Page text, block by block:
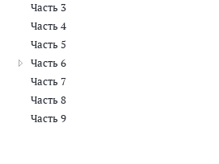
Часть 3
Часть 4
Часть 5
Часть 6
Часть 7
Часть 8
Часть 9